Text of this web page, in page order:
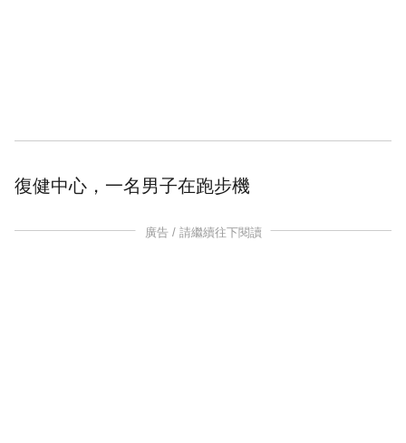
復健中心，一名男子在跑步機
廣告 / 請繼續往下閱讀